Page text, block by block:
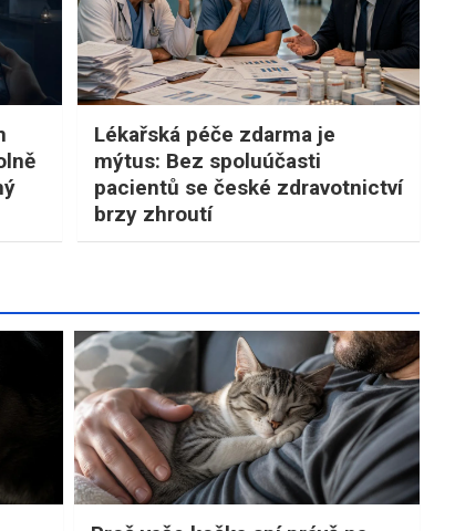
Lékařská péče zdarma je
mýtus: Bez spoluúčasti
pacientů se české zdravotnictví
brzy zhroutí